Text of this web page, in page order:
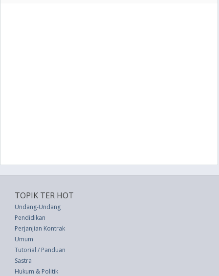
TOPIK TER HOT
Undang-Undang
Pendidikan
Perjanjian Kontrak
Umum
Tutorial / Panduan
Sastra
Hukum & Politik